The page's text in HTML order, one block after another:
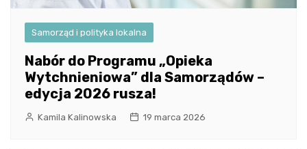
Samorząd i polityka lokalna
Nabór do Programu „Opieka
Wytchnieniowa” dla Samorządów –
edycja 2026 rusza!
Kamila Kalinowska 19 marca 2026